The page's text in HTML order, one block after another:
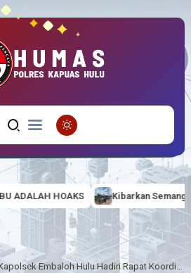
Kibarkan Semangat Nasionalisme di Tapal
Kapolsek Embaloh Hulu Hadiri Rapat Koordinasi dan Evaluasi Kinerja Panitia Pilkades Serentak Tahun 2026 di Kantor Camat Embaloh Hulu